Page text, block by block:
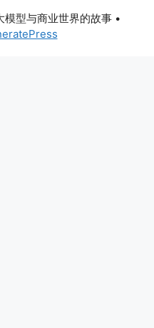
型与商业世界的故事 •